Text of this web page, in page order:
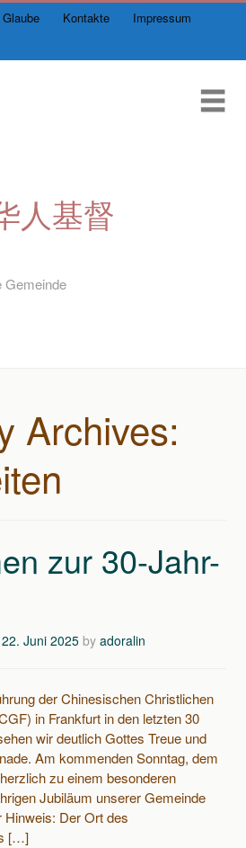
Glaube Kontakte
Impressum
人基督
Gemeinde
Archives:
zur 30-Jahr-
Juni 2025 byadoralin
der Chinesischen Christlichen
in Frankfurt in den letzten 30
wir deutlich Gottes Treue und
Am kommenden Sonntag, dem
zu einem besonderen
Jubiläum unserer Gemeinde
Hinweis: Der Ort des
[…]